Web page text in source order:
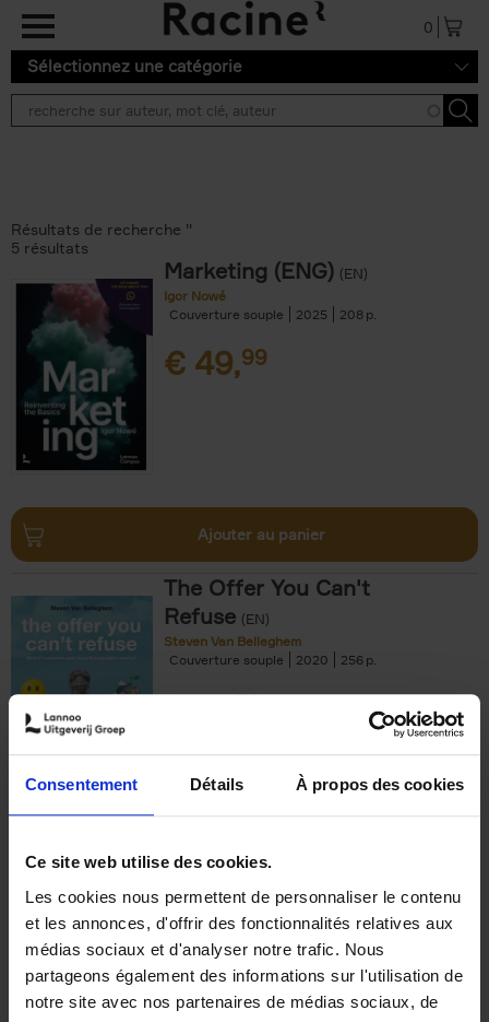
Consentement Détails À propos des cookies
Ce site web utilise des cookies.
Les cookies nous permettent de personnaliser le contenu
et les annonces, d'offrir des fonctionnalités relatives aux
médias sociaux et d'analyser notre trafic. Nous
partageons également des informations sur l'utilisation de
notre site avec nos partenaires de médias sociaux, de
Aller au contenu principal
0
Sélectionnez une catégorie
Résultats de recherche ''
5 résultats
Marketing (ENG) (EN)
Igor Nowé
Couverture souple
2025 208
€ 49,99
Ajouter au panier
The Offer You Can't
Refuse (EN)
Steven Van Belleghem
Couverture souple
2020 256
€37,50
Building Bonds = Building
Business
Jochen Roef Jozefien De Feyter
Carolien Boom
Couverture souple
2025 200